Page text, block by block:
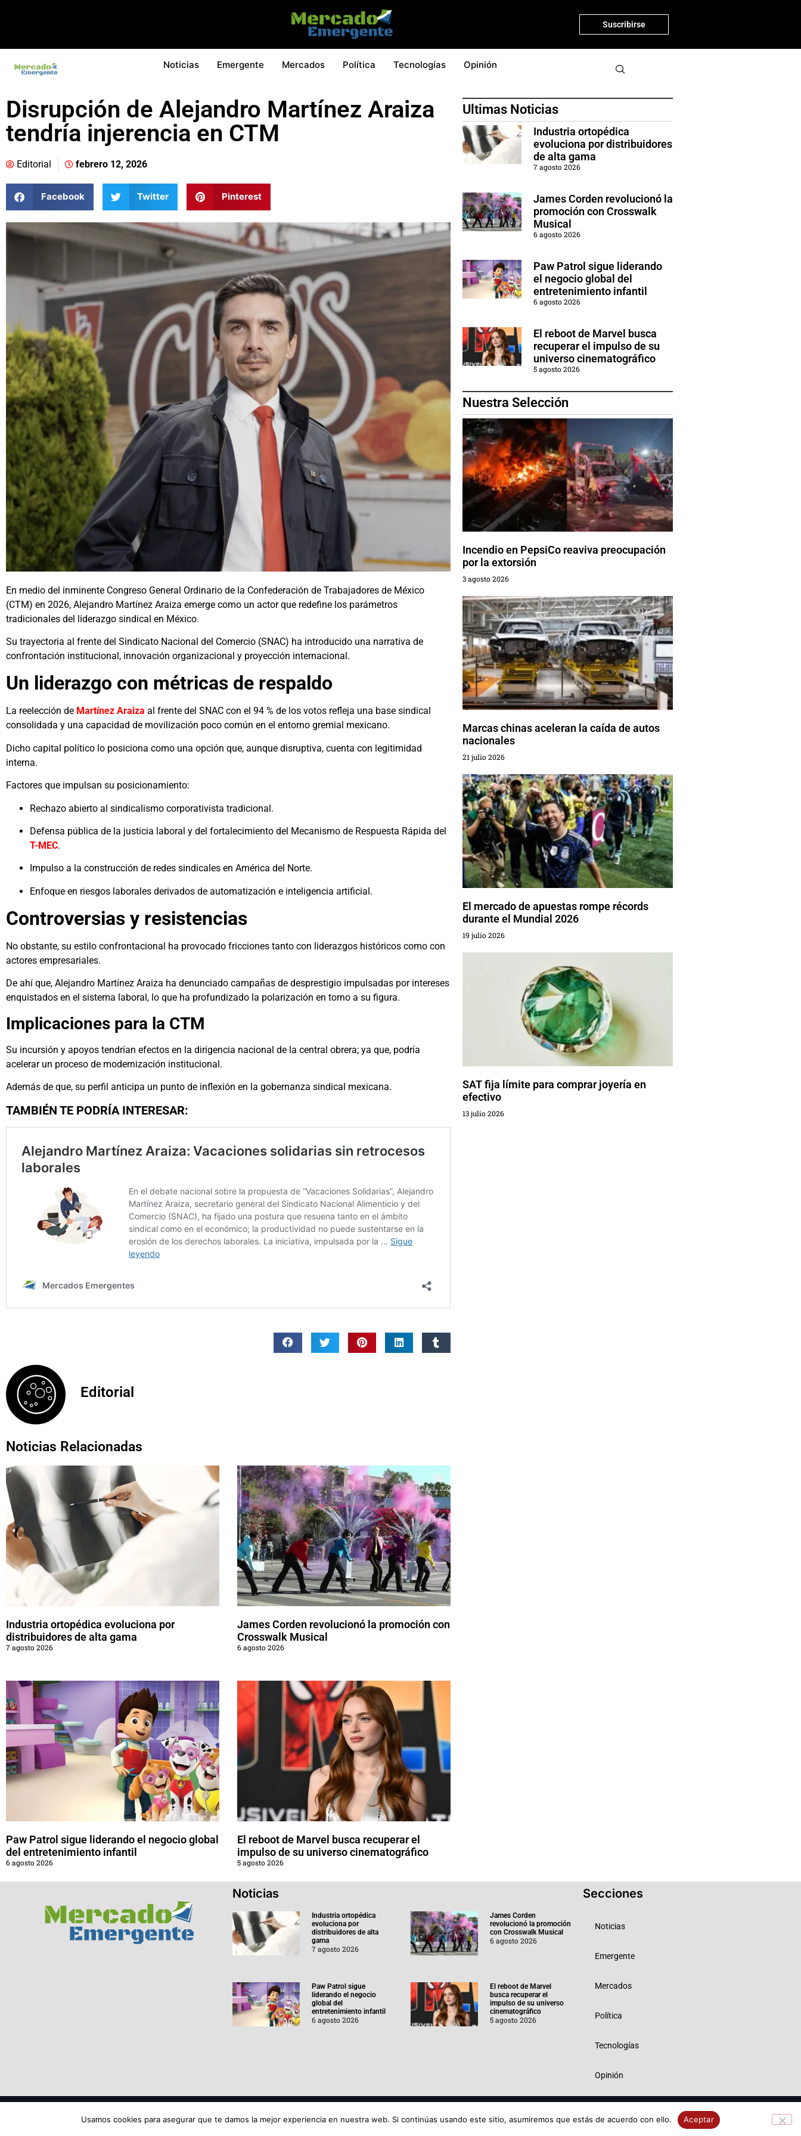
Suscribirse
Noticias Emergente Mercados Política Tecnologías Opinión
Disrupción de Alejandro Martínez Araiza
tendría injerencia en CTM
Editorial febrero 12, 2026
Facebook Twitter Pinterest
En medio del inminente Congreso General Ordinario de la Confederación de Trabajadores de México
(CTM) en 2026, Alejandro Martínez Araiza emerge como un actor que redefine los parámetros
tradicionales del liderazgo sindical en México.
Su trayectoria al frente del Sindicato Nacional del Comercio (SNAC) ha introducido una narrativa de
confrontación institucional, innovación organizacional y proyección internacional.
Un liderazgo con métricas de respaldo
La reelección de Martínez Araiza al frente del SNAC con el 94 % de los votos refleja una base sindical
consolidada y una capacidad de movilización poco común en el entorno gremial mexicano.
Dicho capital político lo posiciona como una opción que, aunque disruptiva, cuenta con legitimidad
interna.
Factores que impulsan su posicionamiento:
Rechazo abierto al sindicalismo corporativista tradicional.
Defensa pública de la justicia laboral y del fortalecimiento del Mecanismo de Respuesta Rápida del
T-MEC.
Impulso a la construcción de redes sindicales en América del Norte.
Enfoque en riesgos laborales derivados de automatización e inteligencia artificial.
Controversias y resistencias
No obstante, su estilo confrontacional ha provocado fricciones tanto con liderazgos históricos como con
actores empresariales.
De ahí que, Alejandro Martínez Araiza ha denunciado campañas de desprestigio impulsadas por intereses
enquistados en el sistema laboral, lo que ha profundizado la polarización en torno a su figura.
Implicaciones para la CTM
Su incursión y apoyos tendrían efectos en la dirigencia nacional de la central obrera; ya que, podría
acelerar un proceso de modernización institucional.
Además de que, su perfil anticipa un punto de inflexión en la gobernanza sindical mexicana.
TAMBIÉN TE PODRÍA INTERESAR:
Editorial
Noticias Relacionadas
Industria ortopédica evoluciona por
distribuidores de alta gama
7 agosto 2026
James Corden revolucionó la promoción con
Crosswalk Musical
6 agosto 2026
Paw Patrol sigue liderando el negocio global
del entretenimiento infantil
6 agosto 2026
El reboot de Marvel busca recuperar el
impulso de su universo cinematográfico
5 agosto 2026
Ultimas Noticias
Industria ortopédica
evoluciona por distribuidores
de alta gama
7 agosto 2026
James Corden revolucionó la
promoción con Crosswalk
Musical
6 agosto 2026
Paw Patrol sigue liderando
el negocio global del
entretenimiento infantil
6 agosto 2026
El reboot de Marvel busca
recuperar el impulso de su
universo cinematográfico
5 agosto 2026
Nuestra Selección
Incendio en PepsiCo reaviva preocupación
por la extorsión
3 agosto 2026
Marcas chinas aceleran la caída de autos
nacionales
21 julio 2026
El mercado de apuestas rompe récords
durante el Mundial 2026
19 julio 2026
SAT fija límite para comprar joyería en
efectivo
13 julio 2026
Noticias
Industria ortopédica
evoluciona por
distribuidores de alta
gama
7 agosto 2026
James Corden
revolucionó la promoción
con Crosswalk Musical
6 agosto 2026
Paw Patrol sigue
liderando el negocio
global del
entretenimiento infantil
6 agosto 2026
El reboot de Marvel
busca recuperar el
impulso de su universo
cinematográfico
5 agosto 2026
Secciones
Noticias
Emergente
Mercados
Política
Tecnologías
Opinión
© 2026 Todos los derechos reservados ME SRL.
Usamos cookies para asegurar que te damos la mejor experiencia en nuestra web. Si continúas usando este sitio, asumiremos que estás de acuerdo con ello.
Aceptar